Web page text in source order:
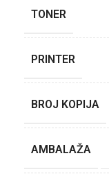
TONER
PRINTER
BROJ KOPIJA
AMBALAŽA